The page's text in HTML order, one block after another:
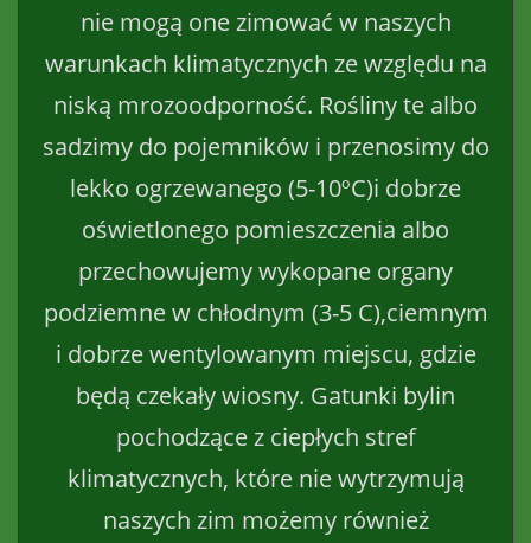
nie mogą one zimować w naszych
warunkach klimatycznych ze względu na
niską mrozoodporność. Rośliny te albo
sadzimy do pojemników i przenosimy do
lekko ogrzewanego (5-10ºC)i dobrze
oświetlonego pomieszczenia albo
przechowujemy wykopane organy
podziemne w chłodnym (3-5 C),ciemnym
i dobrze wentylowanym miejscu, gdzie
będą czekały wiosny. Gatunki bylin
pochodzące z ciepłych stref
klimatycznych, które nie wytrzymują
naszych zim możemy również